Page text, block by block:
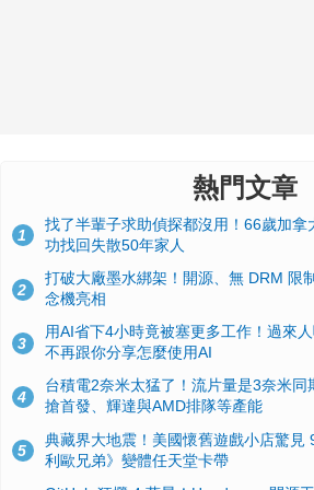
熱門文章
1
找了半輩子求助偵探都沒用！66歲加
功找回失散50年家人
2
打破大廠墨水綁架！開源、無 DRM 限
念機亮相
3
用AI省下4小時竟被塞更多工作！過來
不再跟你分享怎麼使用AI
4
台積電2奈米太猛了！流片量是3奈米
搶首發、輝達與AMD排隊等產能
5
典藏界大地震！美國懷舊遊戲小店驚見
利歐兄弟》變體任天堂卡帶